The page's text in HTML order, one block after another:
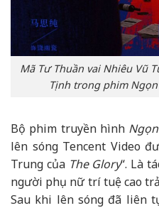
Mã Tư Thuần vai Nhiêu Vũ
Tịnh trong phim Ngọn
Bộ phim truyền hình
lên sóng Tencent Video
Trung của The Glory“. Là
người phụ nữ trí tuệ cao
Sau khi lên sóng đã liên